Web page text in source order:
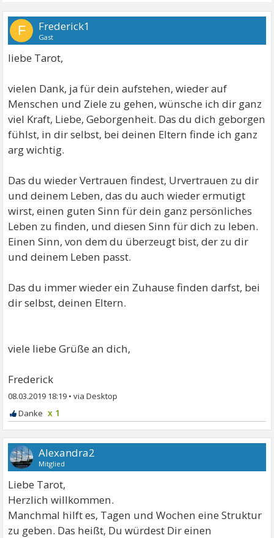
F Frederick1
Gast
liebe Tarot,
vielen Dank, ja für dein aufstehen, wieder auf
Menschen und Ziele zu gehen, wünsche ich dir ganz
viel Kraft, Liebe, Geborgenheit. Das du dich geborgen
fühlst, in dir selbst, bei deinen Eltern finde ich ganz
arg wichtig.
Das du wieder Vertrauen findest, Urvertrauen zu dir
und deinem Leben, das du auch wieder ermutigt
wirst, einen guten Sinn für dein ganz persönliches
Leben zu finden, und diesen Sinn für dich zu leben.
Einen Sinn, von dem du überzeugt bist, der zu dir
und deinem Leben passt.
Das du immer wieder ein Zuhause finden darfst, bei
dir selbst, deinen Eltern.
viele liebe Grüße an dich,
Frederick
08.03.2019 18:19 •
x 1
Alexandra2
Mitglied
Liebe Tarot,
Herzlich willkommen.
Manchmal hilft es, Tagen und Wochen eine Struktur
zu geben. Das heißt, Du würdest Dir einen